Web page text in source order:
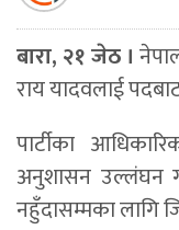
बारा, २१ जेठ ।
राय यादवलाई
पार्टीका
अनुशासन उल्लंघन
नहुँदासम्मका लागि